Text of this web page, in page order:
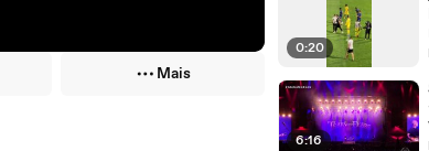
Mais
0:20
6:16